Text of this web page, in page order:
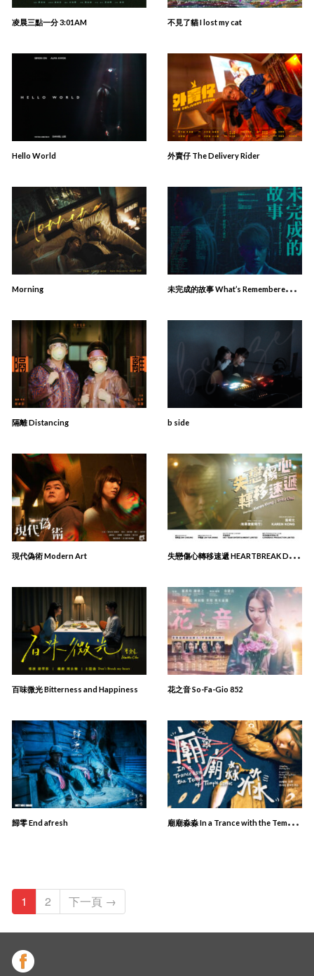
凌晨三點一分 3:01AM 不見了貓 I lost my cat
Hello World 外賣仔 The Delivery Rider
Morning 未
完成的故事 What’s Remembered, Lives
隔離 Distancing b side
現代偽術 Modern Art 失
戀傷⼼轉移速遞 HEARTBREAK DIVERSION SERVICE
百味微光 Bitterness and Happiness 花之音 So-Fa-Gio 852
歸零 End afresh 廟
廟淼淼 In a Trance with the Tempo of Temple Street
1 2 下一頁 →